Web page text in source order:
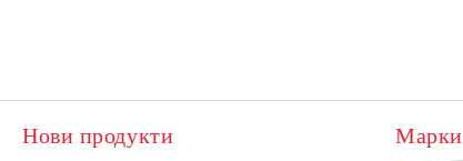
Нови продукти Марки